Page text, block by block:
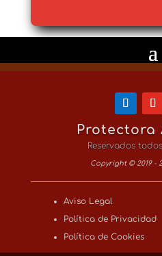
Protectora
Reservados
Copyright © 2019 -
Aviso Legal
Política de Privacidad
Política de Cookies